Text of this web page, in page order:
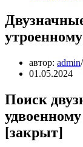
автор: admin
01.05.2024
Поиск
[закрыт]